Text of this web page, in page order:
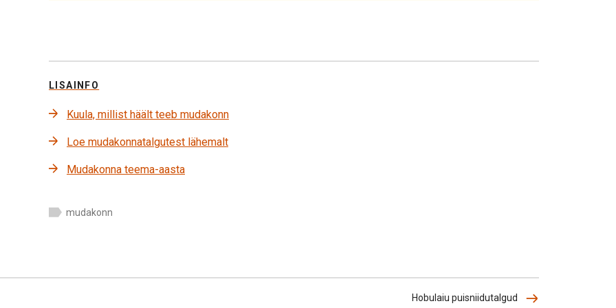
LISAINFO
Kuula, millist häält teeb mudakonn
Loe mudakonnatalgutest lähemalt
Mudakonna teema-aasta
mudakonn
Hobulaiu puisniidutalgud